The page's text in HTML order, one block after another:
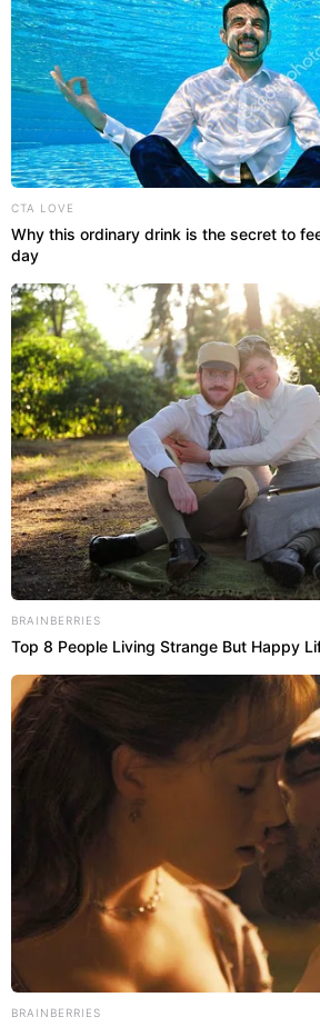
Noconteúdo audiovisual
misturas eficientes para
maneira correta sem excesso de
Para conferir todas as dicas
organização residencial, assista
disponível nocanal TV Aparecida
O que fazer para acabar
mosquinhas que
Pequenos insetos voadores
drenos devido ao acúmulo de
resíduos de sabão nas paredes
uma desinfecção periódica
reprodução, garantindo a
dos encanamentos e mantendo
agradável.
CTA LOVE
Why this ordinary drink is the secret to
day
BRAINBERRIES
Top 8 People Living Strange But Happy
BRAINBERRIES